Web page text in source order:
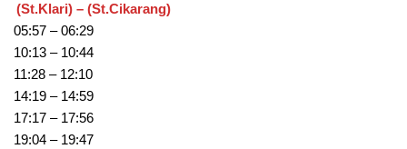
(St.Klari) – (St.Cikarang)
05:57 – 06:29
10:13 – 10:44
11:28 – 12:10
14:19 – 14:59
17:17 – 17:56
19:04 – 19:47